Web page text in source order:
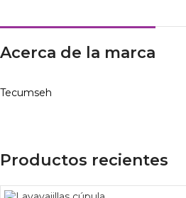
Acerca de la marca
Tecumseh
Productos recientes